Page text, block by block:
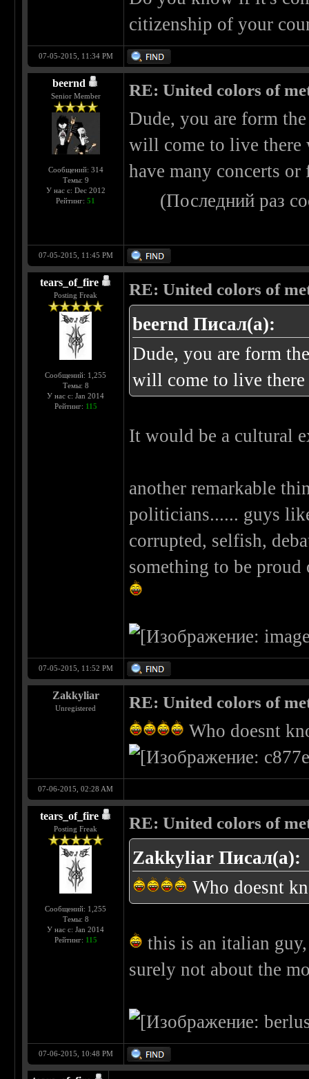
citizenship of your
07-05-2015, 11:34 PM
beernd
Senior Member
Сообщений: 314
Темы: 9
У нас с: Dec 2012
Рейтинг:51
RE: United colors of
Dude, you are form
will come to live there
have many concerts or
(Последний раз
07-05-2015, 11:45 PM
tears_of_fire
Posting Freak
Сообщений: 1,255
Темы: 8
У нас с: Jan 2014
Рейтинг: 115
RE: United colors of
beernd Писал(а):
Dude, you are form
will come to live there
It would be a cultural
another remarkable
politicians...... guys
corrupted, selfish,
something to be
07-05-2015, 11:52 PM
Zakkyliar
Unregistered RE: United colors of
Who doesnt
07-06-2015, 02:28 AM
tears_of_fire
Posting Freak
Сообщений: 1,255
Темы: 8
У нас с: Jan 2014
Рейтинг: 115
RE: United colors of
Zakkyliar Писал(а):
Who doesnt
this is an italian
surely not about the
07-06-2015, 10:48 PM